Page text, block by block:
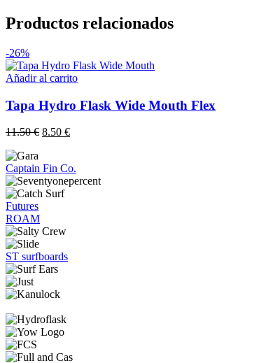
Productos relacionados
-26%
Añadir al carrito
Tapa Hydro Flask Wide Mouth Flex
11.50€ El
era:
11.50 €.
8.50 €El
es:
8.50 €.
Captain Fin Co.
Futures
ROAM
ST surfboards